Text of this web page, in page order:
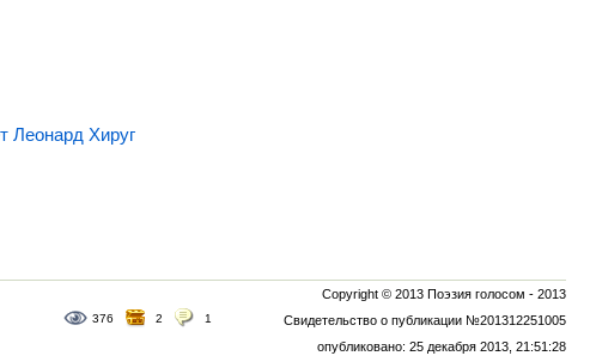
Леонард Хируг
Copyright © 2013 Поэзия голосом - 2013
Свидетельство о публикации №201312251005
опубликовано: 25 декабря 2013, 21:51:28
376 2 1